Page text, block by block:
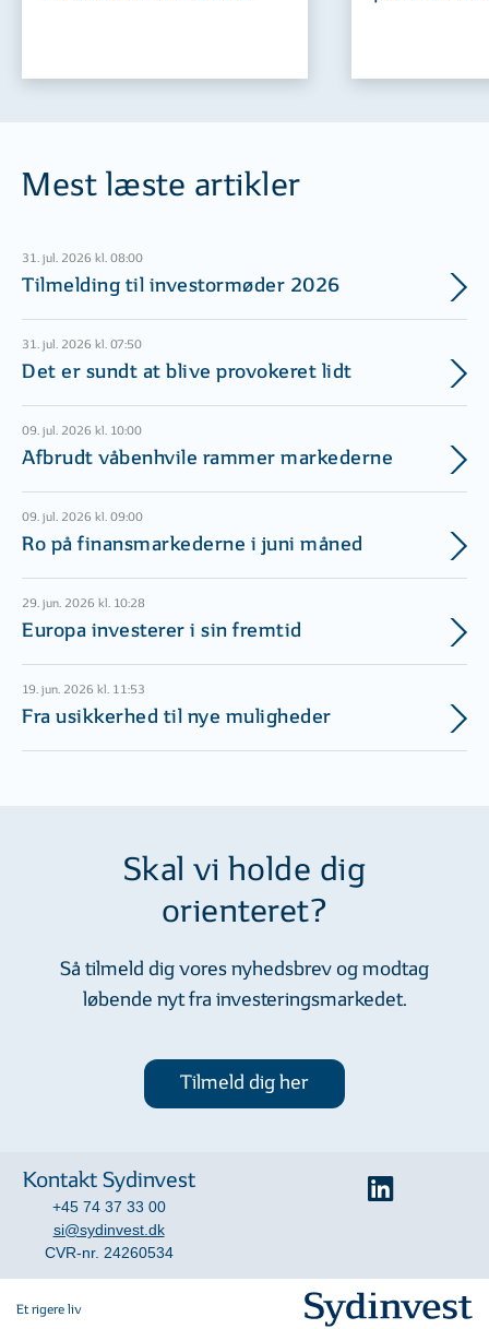
Mest læste artikler
31. jul. 2026 kl. 08:00
Tilmelding til investormøder 2026
31. jul. 2026 kl. 07:50
Det er sundt at blive provokeret lidt
09. jul. 2026 kl. 10:00
Afbrudt våbenhvile rammer markederne
09. jul. 2026 kl. 09:00
Ro på finansmarkederne i juni måned
29. jun. 2026 kl. 10:28
Europa investerer i sin fremtid
19. jun. 2026 kl. 11:53
Fra usikkerhed til nye muligheder
Skal vi holde dig
orienteret?
Så tilmeld dig vores nyhedsbrev og modtag
løbende nyt fra investeringsmarkedet.
Tilmeld dig her
Kontakt Sydinvest
+45 74 37 33 00
si@sydinvest.dk
CVR-nr. 24260534
Et rigere liv